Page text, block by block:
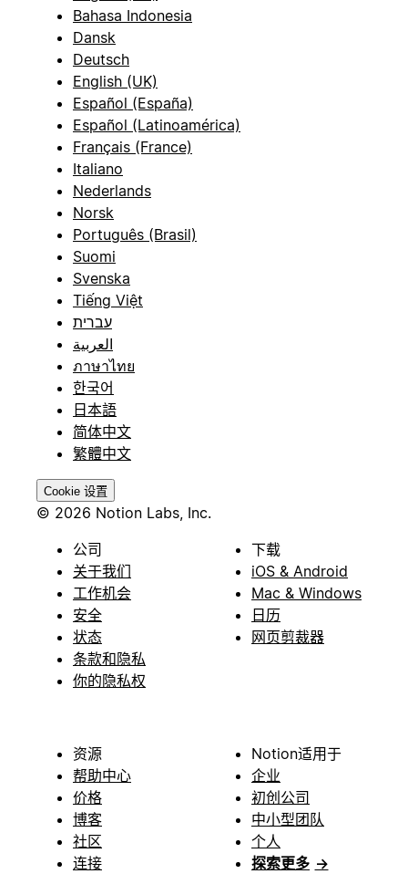
Bahasa Indonesia
Dansk
Deutsch
English (UK)
Español (España)
Español (Latinoamérica)
Français (France)
Italiano
Nederlands
Norsk
Português (Brasil)
Suomi
Svenska
Tiếng Việt
עברית
العربية
ภาษาไทย
한국어
日本語
简体中文
繁體中文
Cookie 设置
© 2026 Notion Labs, Inc.
公司
关于我们
工作机会
安全
状态
条款和隐私
你的隐私权
下载
iOS & Android
Mac & Windows
日历
网页剪裁器
资源
帮助中心
价格
博客
社区
连接
Notion适用于
企业
初创公司
中小型团队
个人
探索更多 →